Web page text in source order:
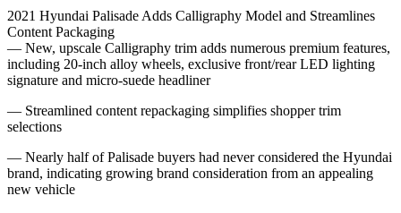
2021 Hyundai Palisade Adds Calligraphy Model and Streamlines
Content Packaging
— New, upscale Calligraphy trim adds numerous premium features,
including 20-inch alloy wheels, exclusive front/rear LED lighting
signature and micro-suede headliner
— Streamlined content repackaging simplifies shopper trim
selections
— Nearly half of Palisade buyers had never considered the Hyundai
brand, indicating growing brand consideration from an appealing
new vehicle